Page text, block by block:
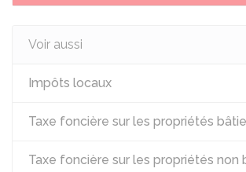
Voir aussi
Impôts locaux
Taxe foncière sur les propriétés
Taxe foncière sur les propriétés non